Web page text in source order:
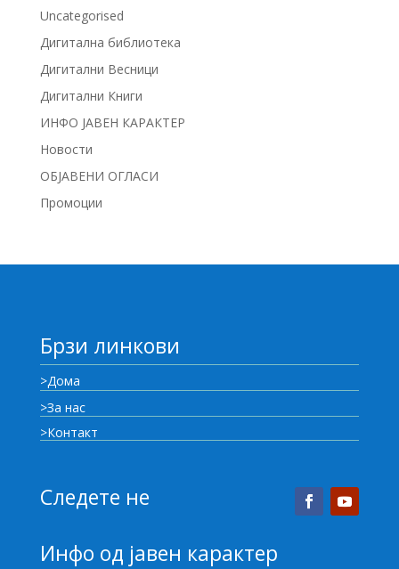
Uncategorised
Дигитална библиотека
Дигитални Весници
Дигитални Книги
ИНФО ЈАВЕН КАРАКТЕР
Новости
ОБЈАВЕНИ ОГЛАСИ
Промоции
Брзи линкови
>Дома
>За нас
>Контакт
Следете не
Инфо од јавен карактер